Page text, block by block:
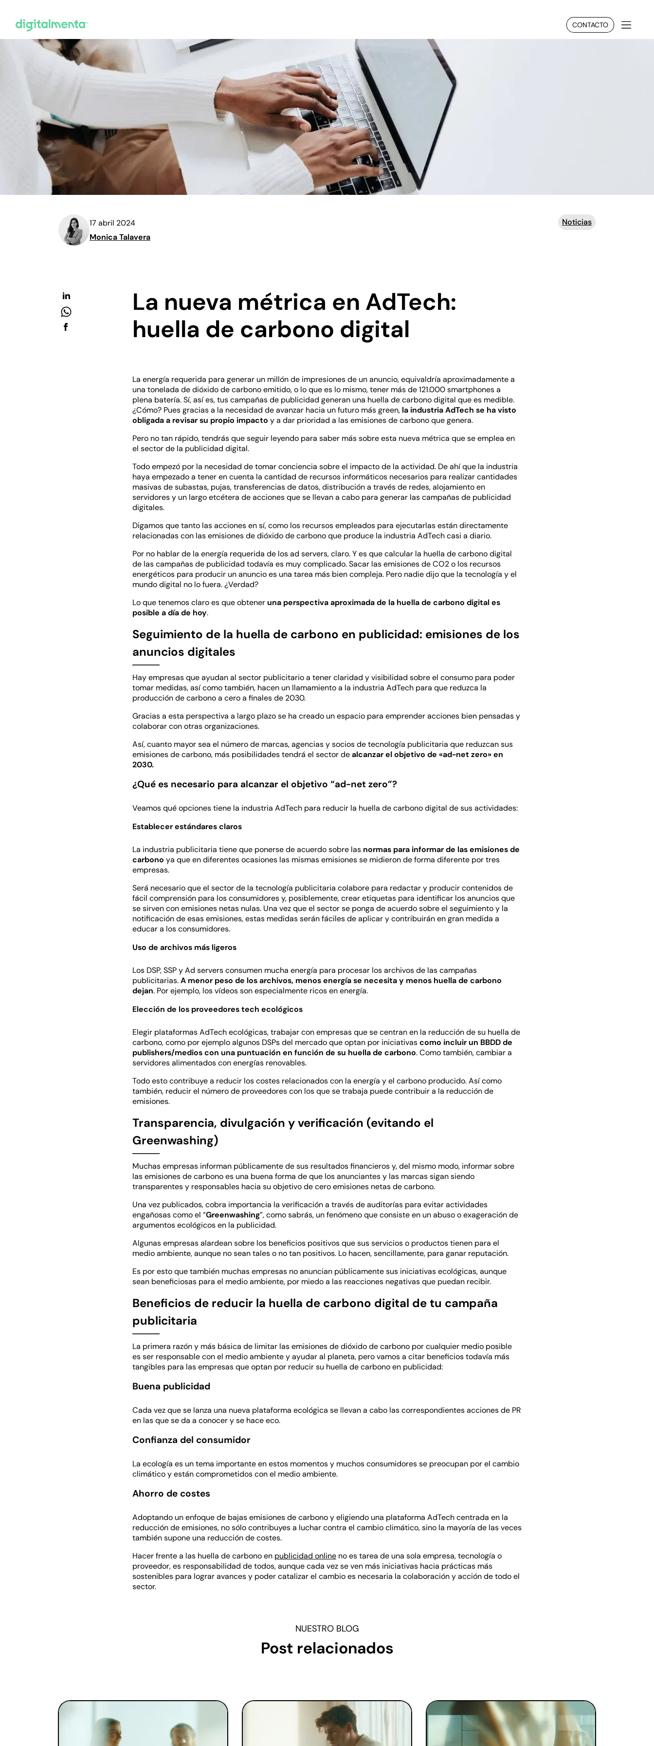
CONTACTO
17 abril 2024
Monica Talavera
Noticias
La nueva métrica en AdTech:
huella de carbono digital
La energía requerida para generar un millón de impresiones de un anuncio, equivaldría aproximadamente a
una tonelada de dióxido de carbono emitido, o lo que es lo mismo, tener más de 121.000 smartphones a
plena batería. Sí, así es, tus campañas de publicidad generan una huella de carbono digital que es medible.
¿Cómo? Pues gracias a la necesidad de avanzar hacia un futuro más green, la industria AdTech se ha visto
obligada a revisar su propio impacto y a dar prioridad a las emisiones de carbono que genera.
Pero no tan rápido, tendrás que seguir leyendo para saber más sobre esta nueva métrica que se emplea en
el sector de la publicidad digital.
Todo empezó por la necesidad de tomar conciencia sobre el impacto de la actividad. De ahí que la industria
haya empezado a tener en cuenta la cantidad de recursos informáticos necesarios para realizar cantidades
masivas de subastas, pujas, transferencias de datos, distribución a través de redes, alojamiento en
servidores y un largo etcétera de acciones que se llevan a cabo para generar las campañas de publicidad
digitales.
Digamos que tanto las acciones en sí, como los recursos empleados para ejecutarlas están directamente
relacionadas con las emisiones de dióxido de carbono que produce la industria AdTech casi a diario.
Por no hablar de la energía requerida de los ad servers, claro. Y es que calcular la huella de carbono digital
de las campañas de publicidad todavía es muy complicado. Sacar las emisiones de CO2 o los recursos
energéticos para producir un anuncio es una tarea más bien compleja. Pero nadie dijo que la tecnología y el
mundo digital no lo fuera. ¿Verdad?
Lo que tenemos claro es que obteneruna perspectiva aproximada de la huella de carbono digital es
posible a día de hoy.
Seguimiento de la huella de carbono en publicidad: emisiones de los
anuncios digitales
Hay empresas que ayudan al sector publicitario a tener claridad y visibilidad sobre el consumo para poder
tomar medidas, así como también, hacen un llamamiento a la industria AdTech para que reduzca la
producción de carbono a cero a finales de 2030.
Gracias a esta perspectiva a largo plazo se ha creado un espacio para emprender acciones bien pensadas y
colaborar con otras organizaciones.
Así, cuanto mayor sea el número de marcas, agencias y socios de tecnología publicitaria que reduzcan sus
emisiones de carbono, más posibilidades tendrá el sector dealcanzar el objetivo de «ad-net zero» en
2030.
¿Qué es necesario para alcanzar el objetivo “ad-net zero”?
Veamos qué opciones tiene la industria AdTech para reducir la huella de carbono digital de sus actividades:
Establecer estándares claros
La industria publicitaria tiene que ponerse de acuerdo sobre las normas para informar de las emisiones de
carbono ya que en diferentes ocasiones las mismas emisiones se midieron de forma diferente por tres
empresas.
Será necesario que el sector de la tecnología publicitaria colabore para redactar y producir contenidos de
fácil comprensión para los consumidores y, posiblemente, crear etiquetas para identificar los anuncios que
se sirven con emisiones netas nulas. Una vez que el sector se ponga de acuerdo sobre el seguimiento y la
notificación de esas emisiones, estas medidas serán fáciles de aplicar y contribuirán en gran medida a
educar a los consumidores.
Uso de archivos más ligeros
Los DSP, SSP y Ad servers consumen mucha energía para procesar los archivos de las campañas
publicitarias.A menor peso de los archivos, menos energía se necesita y menos huella de carbono
dejan. Por ejemplo, los vídeos son especialmente ricos en energía.
Elección de los proveedores tech ecológicos
Elegir plataformas AdTech ecológicas, trabajar con empresas que se centran en la reducción de su huella de
carbono, como por ejemplo algunos DSPs del mercado que optan por iniciativascomo incluir un BBDD de
publishers/medios con una puntuación en función de su huella de carbono. Como también, cambiar a
servidores alimentados con energías renovables.
Todo esto contribuye a reducir los costes relacionados con la energía y el carbono producido. Así como
también, reducir el número de proveedores con los que se trabaja puede contribuir a la reducción de
emisiones.
Transparencia, divulgación y verificación (evitando el
Greenwashing)
Muchas empresas informan públicamente de sus resultados financieros y, del mismo modo, informar sobre
las emisiones de carbono es una buena forma de que los anunciantes y las marcas sigan siendo
transparentes y responsables hacia su objetivo de cero emisiones netas de carbono.
Una vez publicados, cobra importancia la verificación a través de auditorías para evitar actividades
engañosas como el “Greenwashing”, como sabrás, un fenómeno que consiste en un abuso o exageración de
argumentos ecológicos en la publicidad.
Algunas empresas alardean sobre los beneficios positivos que sus servicios o productos tienen para el
medio ambiente, aunque no sean tales o no tan positivos. Lo hacen, sencillamente, para ganar reputación.
Es por esto que también muchas empresas no anuncian públicamente sus iniciativas ecológicas, aunque
sean beneficiosas para el medio ambiente, por miedo a las reacciones negativas que puedan recibir.
Beneficios de reducir la huella de carbono digital de tu campaña
publicitaria
La primera razón y más básica de limitar las emisiones de dióxido de carbono por cualquier medio posible
es ser responsable con el medio ambiente y ayudar al planeta, pero vamos a citar beneficios todavía más
tangibles para las empresas que optan por reducir su huella de carbono en publicidad:
Buena publicidad
Cada vez que se lanza una nueva plataforma ecológica se llevan a cabo las correspondientes acciones de PR
en las que se da a conocer y se hace eco.
Confianza del consumidor
La ecología es un tema importante en estos momentos y muchos consumidores se preocupan por el cambio
climático y están comprometidos con el medio ambiente.
Ahorro de costes
Adoptando un enfoque de bajas emisiones de carbono y eligiendo una plataforma AdTech centrada en la
reducción de emisiones, no sólo contribuyes a luchar contra el cambio climático, sino la mayoría de las veces
también supone una reducción de costes.
Hacer frente a las huella de carbono en publicidad online no es tarea de una sola empresa, tecnología o
proveedor, es responsabilidad de todos, aunque cada vez se ven más iniciativas hacia prácticas más
sostenibles para lograr avances y poder catalizar el cambio es necesaria la colaboración y acción de todo el
sector.
NUESTRO BLOG
Post relacionados